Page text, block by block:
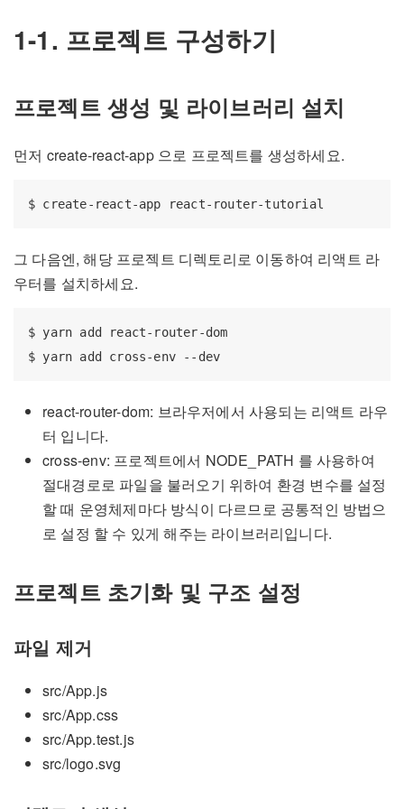
1-1. 프로젝트 구성하기
프로젝트 생성 및 라이브러리 설치
먼저 create-react-app 으로 프로젝트를 생성하세요.
그 다음엔, 해당 프로젝트 디렉토리로 이동하여 리액트 라
우터를 설치하세요.
$ yarn add react-router-dom
react-router-dom: 브라우저에서 사용되는 리액트 라우
터 입니다.
cross-env: 프로젝트에서 NODE_PATH 를 사용하여
절대경로로 파일을 불러오기 위하여 환경 변수를 설정
할 때 운영체제마다 방식이 다르므로 공통적인 방법으
로 설정 할 수 있게 해주는 라이브러리입니다.
프로젝트 초기화 및 구조 설정
파일 제거
src/App.js
src/App.css
src/App.test.js
src/logo.svg